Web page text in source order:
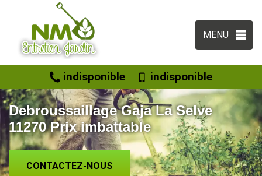
MENU
indisponible indisponible
Debroussaillage Gaja La Selve
11270 Prix imbattable
CONTACTEZ-NOUS